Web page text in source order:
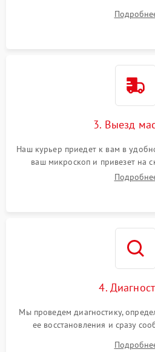
3. Выезд
Наш курьер приедет к вам в
ваш микроскоп и привезет на
4.
Мы проведем диагностику,
ее восстановления и сразу